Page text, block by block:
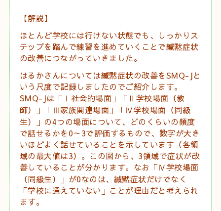
【解説】
ほとんど学校には行けない状態でも、しっかりス
テップを踏んで練習を進めていくことで緘黙症状
の改善につながっていきました。
はるかさんについては緘黙症状の改善をSMQ-Jと
いう尺度で記録しましたのでご紹介します。
SMQ-Jは「Ⅰ社会的場面」「Ⅱ学校場面（教
師）」「Ⅲ家族関連場面」「Ⅳ学校場面（同級
生）」の4つの場面について、どのくらいの頻度
で話せるかを0～3で評価するもので、数字が大き
いほどよく話せていることを示しています（各領
域の最大値は3）。この図から、 3領域で症状が改
善していることが分かります。なお「Ⅳ学校場面
（同級生）」が0なのは、緘黙症状だけでなく
「学校に通えていない」ことが理由だと考えられ
ます。